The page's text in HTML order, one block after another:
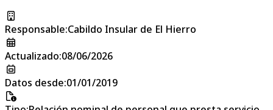
Responsable:Cabildo Insular de El Hierro
Actualizado:08/06/2026
Datos desde:01/01/2019